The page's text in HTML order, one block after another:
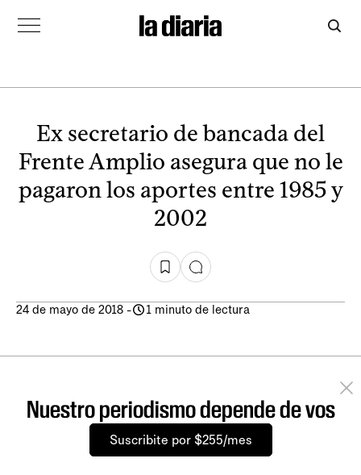
Ex secretario de bancada del
Frente Amplio asegura que no le
pagaron los aportes entre 1985 y
2002
24 de mayo de 2018 - 1 minuto de lectura
Nuestro periodismo depende de vos
Suscribite por $255/mes